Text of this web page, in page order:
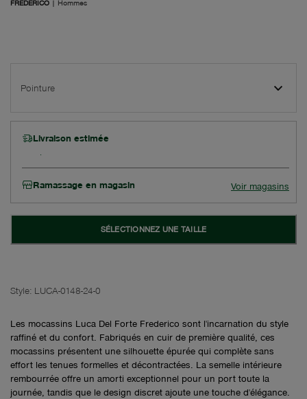
FREDERICO | Hommes
Pointure
Livraison estimée
Ramassage en magasin Voir magasins
SÉLECTIONNEZ UNE TAILLE
Style: LUCA-0148-24-0
Les mocassins Luca Del Forte Frederico sont l'incarnation du style
raffiné et du confort. Fabriqués en cuir de première qualité, ces
mocassins présentent une silhouette épurée qui complète sans
effort les tenues formelles et décontractées. La semelle intérieure
rembourrée offre un amorti exceptionnel pour un port toute la
journée, tandis que le design discret ajoute une touche d'élégance.